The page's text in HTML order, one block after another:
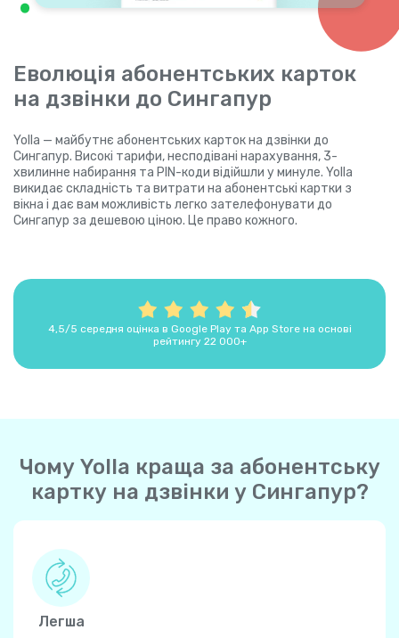
Еволюція абонентських карток
на дзвінки до Сингапур
Yolla — майбутнє абонентських карток на дзвінки до
Сингапур. Високі тарифи, несподівані нарахування, 3-
хвилинне набирання та PIN-коди відійшли у минуле. Yolla
викидає складність та витрати на абонентські картки з
вікна і дає вам можливість легко зателефонувати до
Сингапур за дешевою ціною. Це право кожного.
4,5/5 середня оцінка в Google Play та App Store на основі
рейтингу 22 000+
Чому Yolla краща за абонентську
картку на дзвінки у Сингапур?
Легша